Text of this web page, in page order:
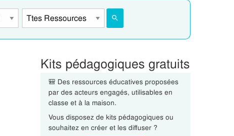
Kits pédagogiques gratuits
🎒 Des ressources éducatives proposées
par des acteurs engagés, utilisables en
classe et à la maison.
Vous disposez de kits pédagogiques ou
souhaitez en créer et les diffuser ?